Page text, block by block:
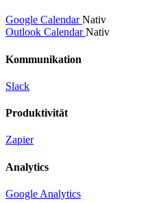
Google CalendarNativ
Outlook CalendarNativ
Kommunikation
Slack
Produktivität
Zapier
Analytics
Google Analytics